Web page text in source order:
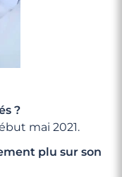
?
mai 2021.
plu sur son